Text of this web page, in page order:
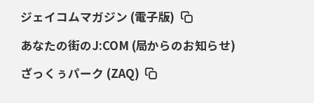
2026年3月5日(木)更新
ジェイコムマガジン (電子版)
あなたの街のJ:COM (局からのお知らせ)
ざっくぅパーク (ZAQ)